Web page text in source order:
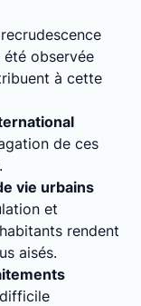
observée
à cette
de ces
vie urbains
et
rendent
aisés.